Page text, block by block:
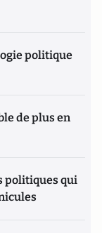
politique
de plus en
politiques qui